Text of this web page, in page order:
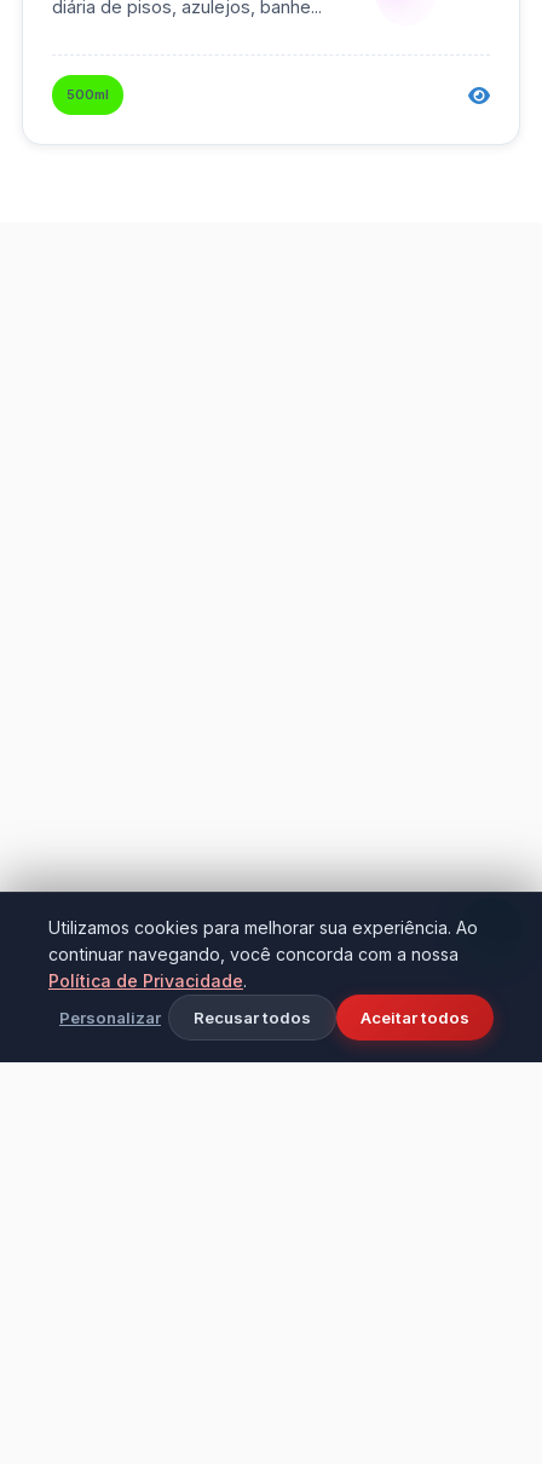
diária de pisos, azulejos, banhe...
500ml
Utilizamos cookies para melhorar sua experiência. Ao
continuar navegando, você concorda com a nossa
Política de Privacidade.
Personalizar Recusar todos Aceitar todos